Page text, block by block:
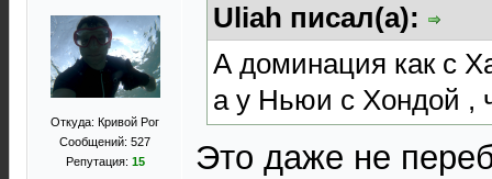
Откуда: Кривой Рог
Сообщений: 527
Репутация: 15
Uliah писал(а):
А доминация как с
а у Ньюи с Хондой ,
Это даже не